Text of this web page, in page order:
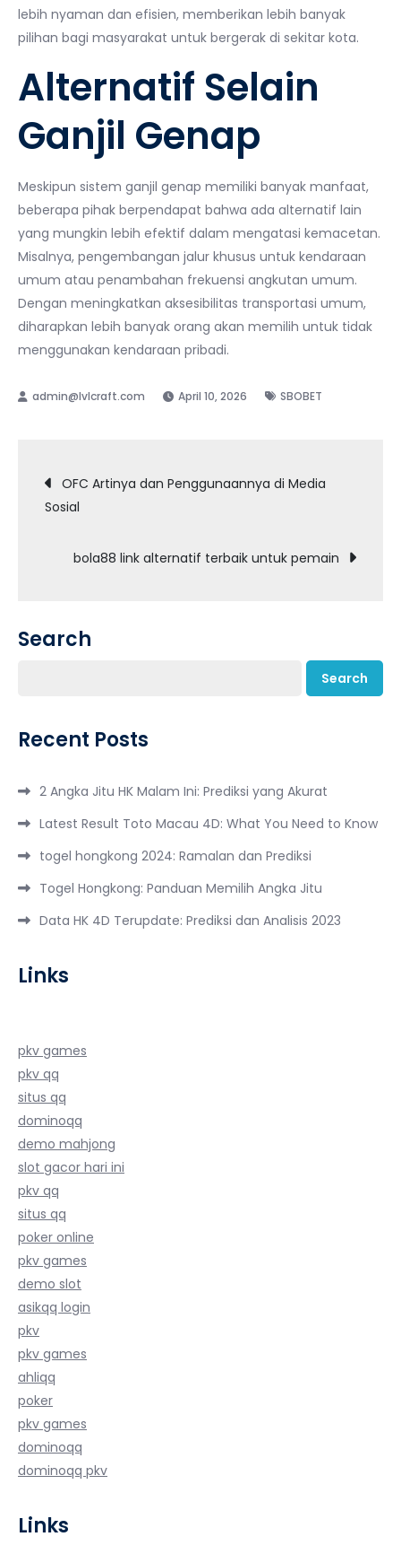
lebih nyaman dan efisien, memberikan lebih banyak
pilihan bagi masyarakat untuk bergerak di sekitar kota.
Alternatif Selain
Ganjil Genap
Meskipun sistem ganjil genap memiliki banyak manfaat,
beberapa pihak berpendapat bahwa ada alternatif lain
yang mungkin lebih efektif dalam mengatasi kemacetan.
Misalnya, pengembangan jalur khusus untuk kendaraan
umum atau penambahan frekuensi angkutan umum.
Dengan meningkatkan aksesibilitas transportasi umum,
diharapkan lebih banyak orang akan memilih untuk tidak
menggunakan kendaraan pribadi.
April 10, 2026 SBOBET
Post
navigation
OFC Artinya dan Penggunaannya di Media
Sosial
bola88 link alternatif terbaik untuk pemain
Search
Search
Recent Posts
2 Angka Jitu HK Malam Ini: Prediksi yang Akurat
Latest Result Toto Macau 4D: What You Need to Know
togel hongkong 2024: Ramalan dan Prediksi
Togel Hongkong: Panduan Memilih Angka Jitu
Data HK 4D Terupdate: Prediksi dan Analisis 2023
Links
pkv games
pkv qq
situs qq
dominoqq
demo mahjong
slot gacor hari ini
pkv qq
situs qq
poker online
pkv games
demo slot
asikqq login
pkv
pkv games
ahliqq
poker
pkv games
dominoqq
dominoqq pkv
Links